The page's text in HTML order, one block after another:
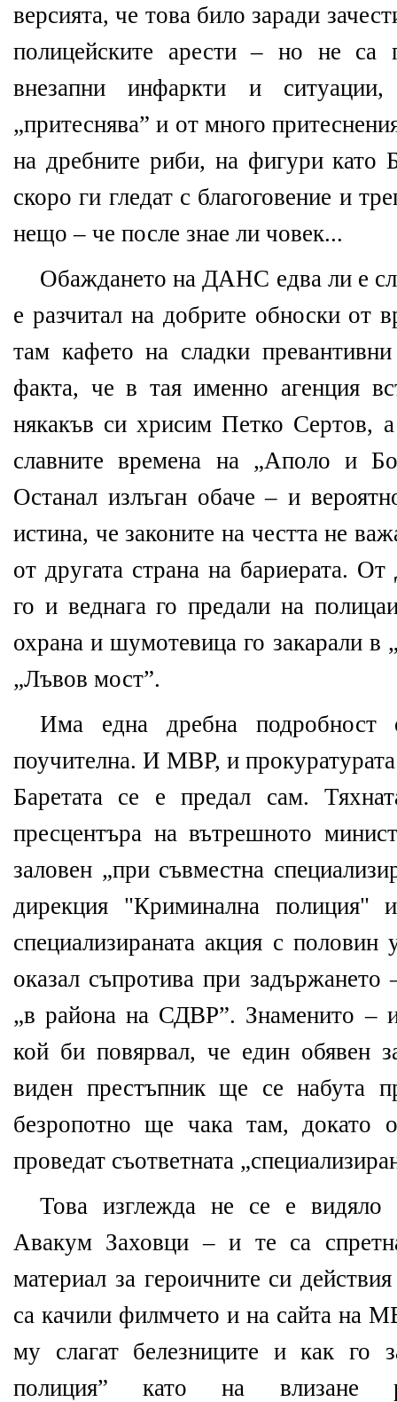
версията, че това било заради
полицейските арести – но не са
внезапни инфаркти и
„притеснява” и от много
на дребните риби, на фигури като
скоро ги гледат с благоговение и
нещо – че после знае ли човек...
Обаждането на ДАНС едва ли е
е разчитал на добрите обноски от
там кафето на сладки
факта, че в тая именно агенция
някакъв си хрисим Петко Сертов,
славните времена на „Аполо и
Останал излъган обаче – и
истина, че законите на честта не
от другата страна на бариерата.
го и веднага го предали на
охрана и шумотевица го закарали в
„Лъвов мост”.
Има една дребна подробност
поучителна. И МВР, и прокуратурата
Баретата се е предал сам.
пресцентъра на вътрешното
заловен „при съвместна
дирекция "Криминална
специализираната акция с половин
оказал съпротива при
„в района на СДВР”. Знаменито –
кой би повярвал, че един обявен
виден престъпник ще се набута
безропотно ще чака там, докато
проведат съответната
Това изглежда не се е видяло
Авакум Заховци – и те са
материал за героичните си
са качили филмчето и на сайта на
му слагат белезниците и как го
полиция” като на влизане